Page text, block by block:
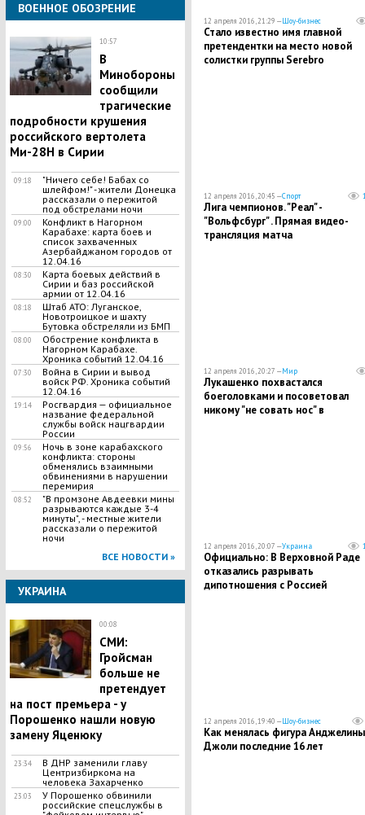
ВОЕННОЕ ОБОЗРЕНИЕ
10:57
В
Минобороны
сообщили
трагические
подробности крушения
российского вертолета
Ми-28H в Сирии
09:18
"Ничего себе! Бабах со
шлейфом!" - жители Донецка
рассказали о пережитой
под обстрелами ночи
09:00
Конфликт в Нагорном
Карабахе: карта боев и
список захваченных
Азербайджаном городов от
12.04.16
08:30
Карта боевых действий в
Сирии и баз российской
армии от 12.04.16
08:18
Штаб АТО: Луганское,
Новотроицкое и шахту
Бутовка обстреляли из БМП
08:00
Обострение конфликта в
Нагорном Карабахе.
Хроника событий 12.04.16
07:30
Война в Сирии и вывод
войск РФ. Хроника событий
12.04.16
19:14
Росгвардия — официальное
название федеральной
службы войск нацгвардии
России
09:56
Ночь в зоне карабахского
конфликта: стороны
обменялись взаимными
обвинениями в нарушении
перемирия
08:52
"В промзоне Авдеевки мины
разрываются каждые 3-4
минуты", - местные жители
рассказали о пережитой
ночи
ВСЕ НОВОСТИ »
УКРАИНА
00:08
СМИ:
Гройсман
больше не
претендует
на пост премьера - у
Порошенко нашли новую
замену Яценюку
23:34
В ДНР заменили главу
Центризбиркома на
человека Захарченко
23:03
У Порошенко обвинили
российские спецслужбы в
12 апреля 2016, 21:29 —Шоу-бизнес
Стало известно имя главной
претендентки на место новой
солистки группы Serebro
12 апреля 2016, 20:45 —Спорт
Лига чемпионов. "Реал" -
"Вольфсбург" . Прямая видео-
трансляция матча
12 апреля 2016, 20:27 —Мир
Лукашенко похвастался
боеголовками и посоветовал
никому "не совать нос" в
12 апреля 2016, 20:07 —Украина
Официально: В Верховной Раде
отказались разрывать
дипотношения с Россией
12 апреля 2016, 19:40 —Шоу-бизнес
Как менялась фигура Анджелины
Джоли последние 16 лет